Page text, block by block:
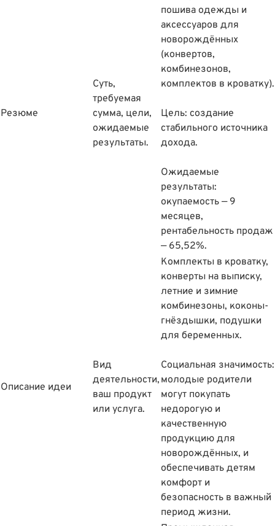
Резюме
Суть,
требуемая
сумма, цели,
ожидаемые
результаты.
пошива одежды и
аксессуаров для
новорождëнных
(конвертов,
комбинезонов,
комплектов в кроватку).
Цель: создание
стабильного источника
дохода.
Ожидаемые
результаты:
окупаемость — 9
месяцев,
рентабельность продаж
— 65,52%.
Описание идеи
Вид
деятельности,
ваш продукт
или услуга.
Комплекты в кроватку,
конверты на выписку,
летние и зимние
комбинезоны, коконы-
гнëздышки, подушки
для беременных.
Социальная значимость:
молодые родители
могут покупать
недорогую и
качественную
продукцию для
новорождённых, и
обеспечивать детям
комфорт и
безопасность в важный
период жизни.